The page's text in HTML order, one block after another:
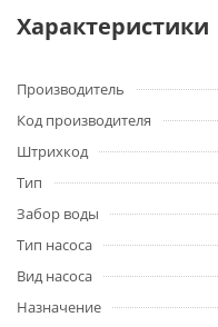
Характеристики
Производитель
Код производителя
Штрихкод
Тип
Забор воды
Тип насоса
Вид насоса
Назначение